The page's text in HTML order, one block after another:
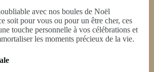
avec nos boules de Noël
soit pour vous ou pour un être cher, ces
touche personnelle à vos célébrations et
les moments précieux de la vie.